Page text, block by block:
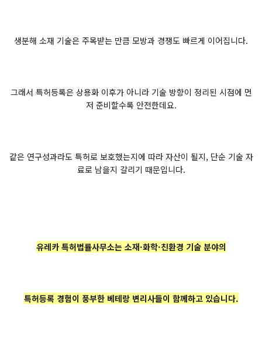
생분해 소재 기술은 주목받는 만큼 모방과 경쟁도 빠르게 이어집니다.
그래서 특허등록은 상용화 이후가 아니라 기술 방향이 정리된 시점에 먼
저 준비할수록 안전한데요.
같은 연구성과라도 특허로 보호했는지에 따라 자산이 될지, 단순 기술 자
료로 남을지 갈리기 때문입니다.
유레카 특허법률사무소는 소재·화학·친환경 기술 분야의
특허등록 경험이 풍부한 베테랑 변리사들이 함께하고 있습니다.